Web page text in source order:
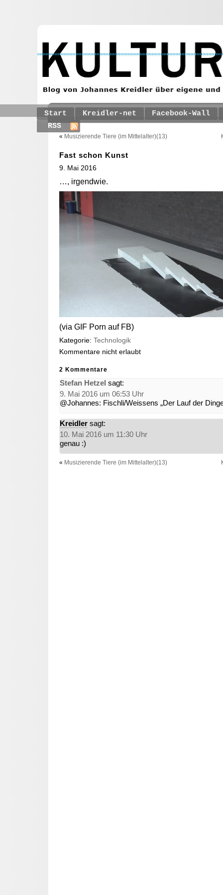
Start Kreidler-net
Facebook-Wall
RSS
« Musizierende Tiere (im Mittelalter)(13)
Fast schon Kunst
9. Mai 2016
…, irgendwie.
(via GIF Porn auf FB)
Kategorie: Technologik
Kommentare nicht erlaubt
2 Kommentare
Stefan Hetzel sagt:
9. Mai 2016 um 06:53 Uhr
@Johannes: Fischli/Weissens „Der Lauf der
Kreidler sagt:
10. Mai 2016 um 11:30 Uhr
genau :)
« Musizierende Tiere (im Mittelalter)(13)